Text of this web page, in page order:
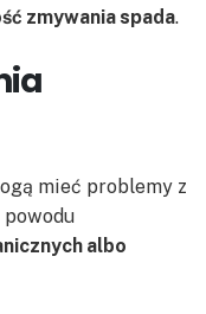
zmywania spada.
mieć problemy z
albo